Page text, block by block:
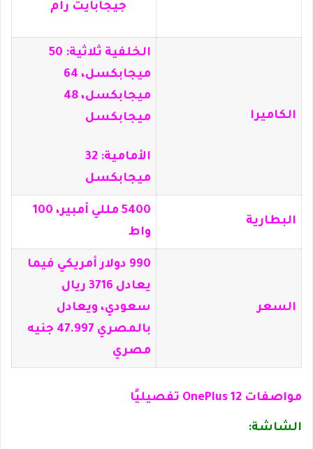
جيجابايت رام
الكاميرا
الخلفية ثلاثية: 50
ميجابكسل، 64
ميجابكسل، 48
ميجابكسل
الأمامية: 32
ميجابكسل
البطارية
5400 مللي أمبير، 100
واط
السعر
990 دولار أمريكي فيما
يعادل 3716 ريال
سعودي، ويعادل
بالمصري 47.997 جنيه
مصري
مواصفات OnePlus 12 تفصيليًا
الشاشة: